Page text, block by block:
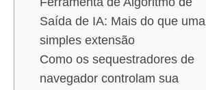
Saída de IA: Mais do que uma
simples extensão
Como os sequestradores de
navegador controlam sua